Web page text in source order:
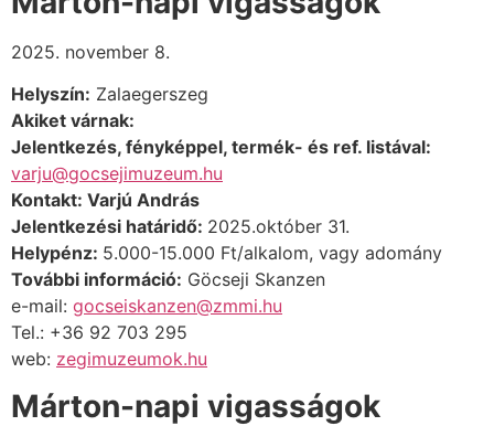
2025. november 8.
Helyszín: Zalaegerszeg
Akiket várnak:
Jelentkezés, fényképpel, termék- és ref. listával:
varju@gocsejimuzeum.hu
Kontakt: Varjú András
Jelentkezési határidő: 2025.október 31.
Helypénz: 5.000-15.000 Ft/alkalom, vagy adomány
További információ: Göcseji Skanzen
e-mail: gocseiskanzen@zmmi.hu
Tel.: +36 92 703 295
web: zegimuzeumok.hu
Márton-napi vigasságok